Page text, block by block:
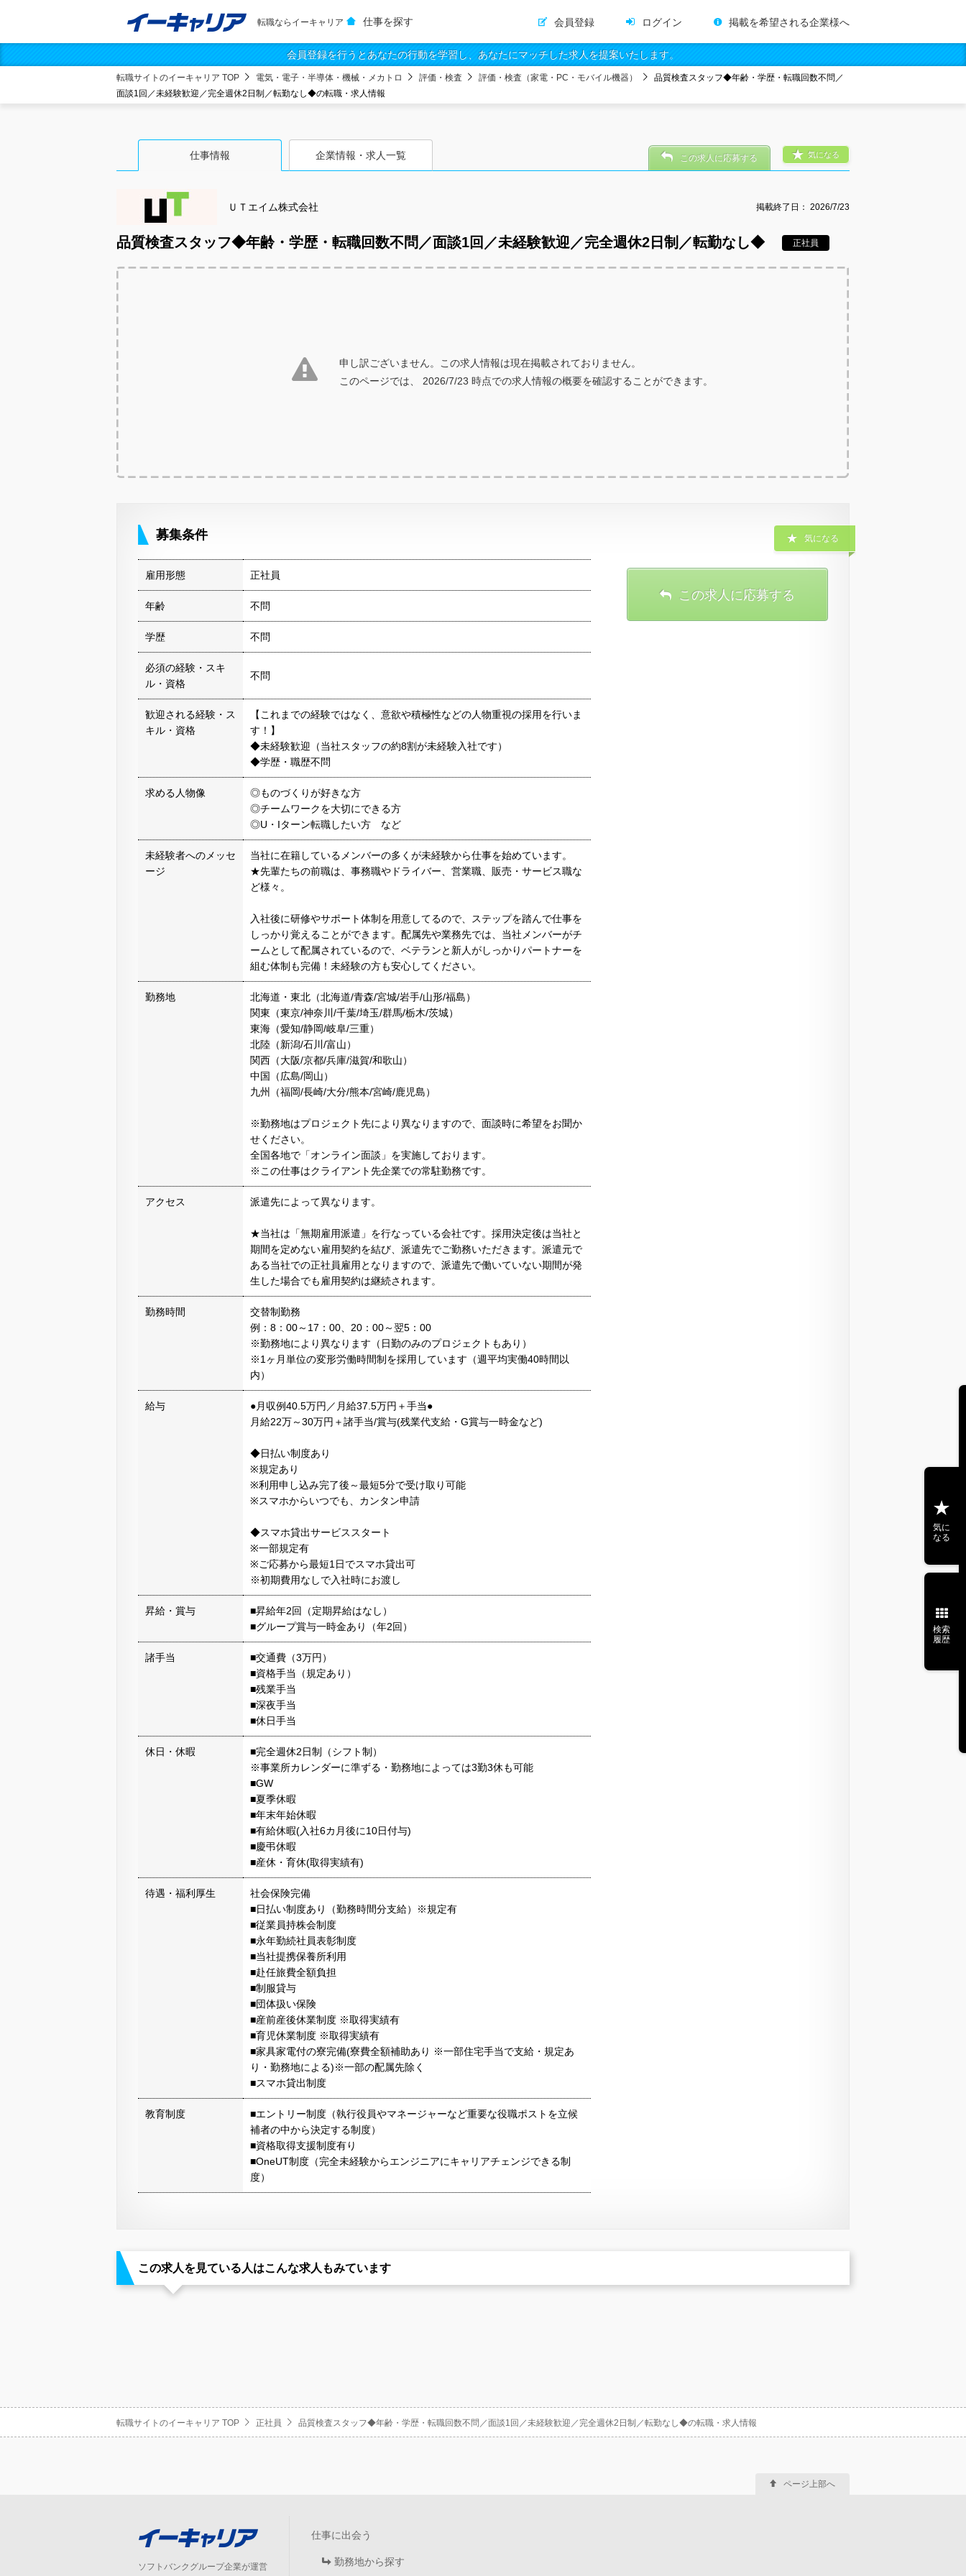
転職ならイーキャリア 仕事を探す 会員登録 ログイン 掲載を希望される企業様へ
会員登録を行うとあなたの行動を学習し、あなたにマッチした求人を提案いたします。
転職サイトのイーキャリア TOP 電気・電子・半導体・機械・メカトロ 評価・検査 評価・検査（家電・PC・モバイル機器）
品質検査スタッフ◆年齢・学歴・転職回数不問／
面談1回／未経験歓迎／完全週休2日制／転勤なし◆の転職・求人情報
仕事情報 企業情報・求人一覧
ＵＴエイム株式会社 掲載終了日： 2026/7/23
品質検査スタッフ◆年齢・学歴・転職回数不問／面談1回／未経験歓迎／完全週休2日制／転勤なし◆ 正社員
気になる
この求人に応募する
申し訳ございません。この求人情報は現在掲載されておりません。
このページでは、 2026/7/23 時点での求人情報の概要を確認することができます。
募集条件
雇用形態 正社員
年齢 不問
学歴 不問
必須の経験・スキ
ル・資格
不問
歓迎される経験・ス
キル・資格
【これまでの経験ではなく、意欲や積極性などの人物重視の採用を行いま
す！】
◆未経験歓迎（当社スタッフの約8割が未経験入社です）
◆学歴・職歴不問
求める人物像
◎ものづくりが好きな方
◎チームワークを大切にできる方
◎U・Iターン転職したい方 など
未経験者へのメッセ
ージ
当社に在籍しているメンバーの多くが未経験から仕事を始めています。
★先輩たちの前職は、事務職やドライバー、営業職、販売・サービス職な
ど様々。
入社後に研修やサポート体制を用意してるので、ステップを踏んで仕事を
しっかり覚えることができます。配属先や業務先では、当社メンバーがチ
ームとして配属されているので、ベテランと新人がしっかりパートナーを
組む体制も完備！未経験の方も安心してください。
勤務地
北海道・東北（北海道/青森/宮城/岩手/山形/福島）
関東（東京/神奈川/千葉/埼玉/群馬/栃木/茨城）
東海（愛知/静岡/岐阜/三重）
北陸（新潟/石川/富山）
関西（大阪/京都/兵庫/滋賀/和歌山）
中国（広島/岡山）
九州（福岡/長崎/大分/熊本/宮崎/鹿児島）
※勤務地はプロジェクト先により異なりますので、面談時に希望をお聞か
せください。
全国各地で「オンライン面談」を実施しております。
※この仕事はクライアント先企業での常駐勤務です。
アクセス 派遣先によって異なります。
★当社は「無期雇用派遣」を行なっている会社です。採用決定後は当社と
期間を定めない雇用契約を結び、派遣先でご勤務いただきます。派遣元で
ある当社での正社員雇用となりますので、派遣先で働いていない期間が発
生した場合でも雇用契約は継続されます。
勤務時間
交替制勤務
例：8：00～17：00、20：00～翌5：00
※勤務地により異なります（日勤のみのプロジェクトもあり）
※1ヶ月単位の変形労働時間制を採用しています（週平均実働40時間以
内）
給与
●月収例40.5万円／月給37.5万円＋手当●
月給22万～30万円＋諸手当/賞与(残業代支給・G賞与一時金など)
◆日払い制度あり
※規定あり
※利用申し込み完了後～最短5分で受け取り可能
※スマホからいつでも、カンタン申請
◆スマホ貸出サービススタート
※一部規定有
※ご応募から最短1日でスマホ貸出可
※初期費用なしで入社時にお渡し
昇給・賞与
■昇給年2回（定期昇給はなし）
■グループ賞与一時金あり（年2回）
諸手当
■交通費（3万円）
■資格手当（規定あり）
■残業手当
■深夜手当
■休日手当
休日・休暇
■完全週休2日制（シフト制）
※事業所カレンダーに準ずる・勤務地によっては3勤3休も可能
■GW
■夏季休暇
■年末年始休暇
■有給休暇(入社6カ月後に10日付与)
■慶弔休暇
■産休・育休(取得実績有)
待遇・福利厚生
社会保険完備
■日払い制度あり（勤務時間分支給）※規定有
■従業員持株会制度
■永年勤続社員表彰制度
■当社提携保養所利用
■赴任旅費全額負担
■制服貸与
■団体扱い保険
■産前産後休業制度 ※取得実績有
■育児休業制度 ※取得実績有
■家具家電付の寮完備(寮費全額補助あり ※一部住宅手当で支給・規定あ
り・勤務地による)※一部の配属先除く
■スマホ貸出制度
教育制度
■エントリー制度（執行役員やマネージャーなど重要な役職ポストを立候
補者の中から決定する制度）
■資格取得支援制度有り
■OneUT制度（完全未経験からエンジニアにキャリアチェンジできる制
度）
気になる
この求人に応募する
この求人を見ている人はこんな求人もみています
転職サイトのイーキャリア TOP 正社員 品質検査スタッフ◆年齢・学歴・転職回数不問／面談1回／未経験歓迎／完全週休2日制／転勤なし◆の転職・求人情報
気に
なる
検索
履歴
ソフトバンクグループ企業が運営
仕事に出会う
勤務地から探す
ページ上部へ